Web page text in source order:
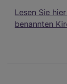
Lesen Sie
benannten